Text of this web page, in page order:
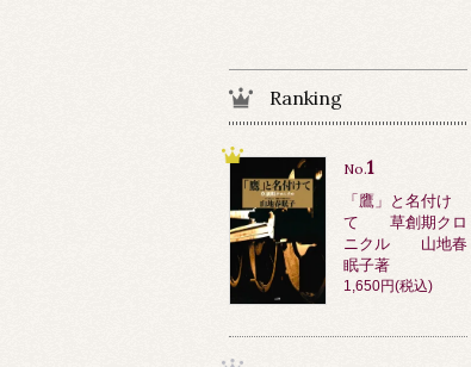
Ranking
No.1
「鷹」と名付け
て 草創期クロ
ニクル 山地春
眠子著
1,650円(税込)